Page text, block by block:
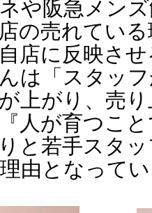
や阪急メン
の売れてい
自店に反映
は「スタッ
上がり、売
人が育つこ
と若手スタ
由となって